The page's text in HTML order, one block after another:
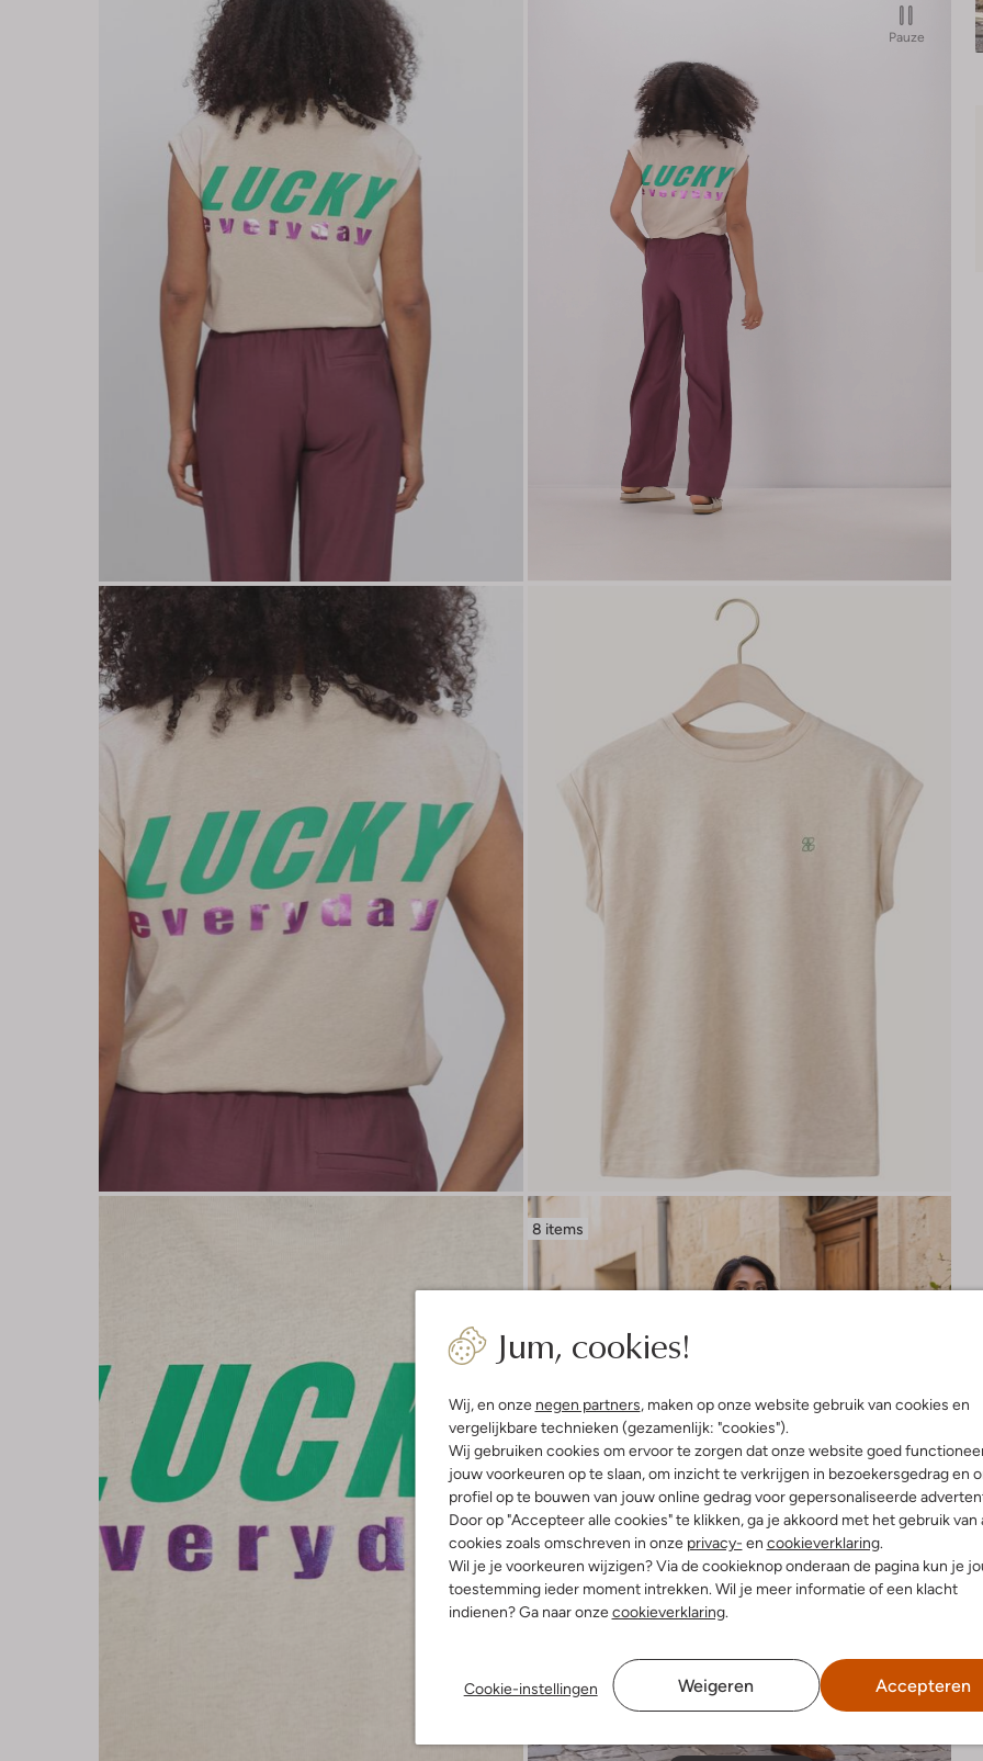
Jum, cookies!
Wij, en onze negen partners, maken op onze website gebruik van cookies en
vergelijkbare technieken (gezamenlijk: "cookies").
Wij gebruiken cookies om ervoor te zorgen dat onze website goed
jouw voorkeuren op te slaan, om inzicht te verkrijgen in bezoekersgedrag en
profiel op te bouwen van jouw online gedrag voor gepersonaliseerde
Door op "Accepteer alle cookies" te klikken, ga je akkoord met het gebruik van
cookies zoals omschreven in onze privacy- en cookieverklaring.
Wil je je voorkeuren wijzigen? Via de cookieknop onderaan de pagina kun je
toestemming ieder moment intrekken. Wil je meer informatie of een klacht
indienen? Ga naar onzecookieverklaring.
Cookie-instellingen Weigeren Accepteren
Pauze
8 items